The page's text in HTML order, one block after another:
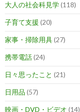
大人の社会科見学(118)
子育て支援 (20)
家事・掃除用具(27)
携帯電話(24)
日々思ったこと (21)
日用品 (57)
映画・DVD・ビデオ (14)